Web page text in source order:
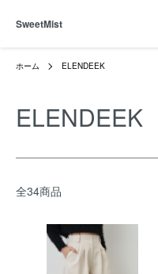
SweetMist
ホーム ELENDEEK
ELENDEEK
全34商品